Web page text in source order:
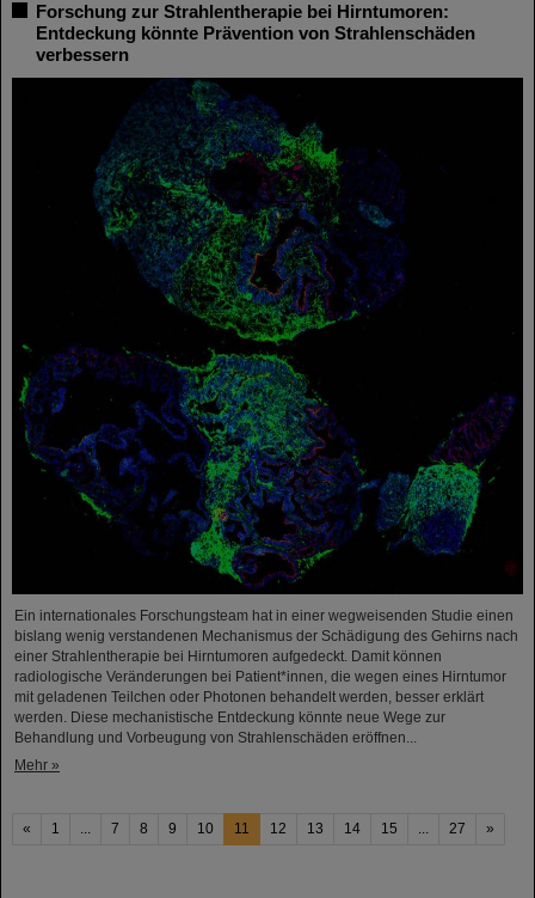
Forschung zur Strahlentherapie bei Hirntumoren:
Entdeckung könnte Prävention von Strahlenschäden
verbessern
Ein internationales Forschungsteam hat in einer wegweisenden Studie einen
bislang wenig verstandenen Mechanismus der Schädigung des Gehirns nach
einer Strahlentherapie bei Hirntumoren aufgedeckt. Damit können
radiologische Veränderungen bei Patient*innen, die wegen eines Hirntumor
mit geladenen Teilchen oder Photonen behandelt werden, besser erklärt
werden. Diese mechanistische Entdeckung könnte neue Wege zur
Behandlung und Vorbeugung von Strahlenschäden eröffnen...
Mehr »
« 1 ... 7 8 9 10 11 12 13 14 15 ... 27 »